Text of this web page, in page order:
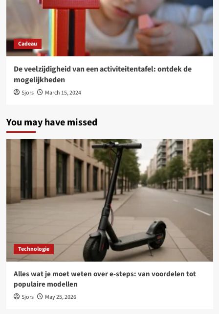
Cadeau
De veelzijdigheid van een activiteitentafel: ontdek de
mogelijkheden
Sjors March 15, 2024
You may have missed
Technologie
Alles wat je moet weten over e-steps: van voordelen tot
populaire modellen
Sjors May 25, 2026